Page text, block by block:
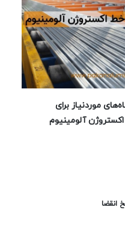
موردنیاز برای
آلومینیوم